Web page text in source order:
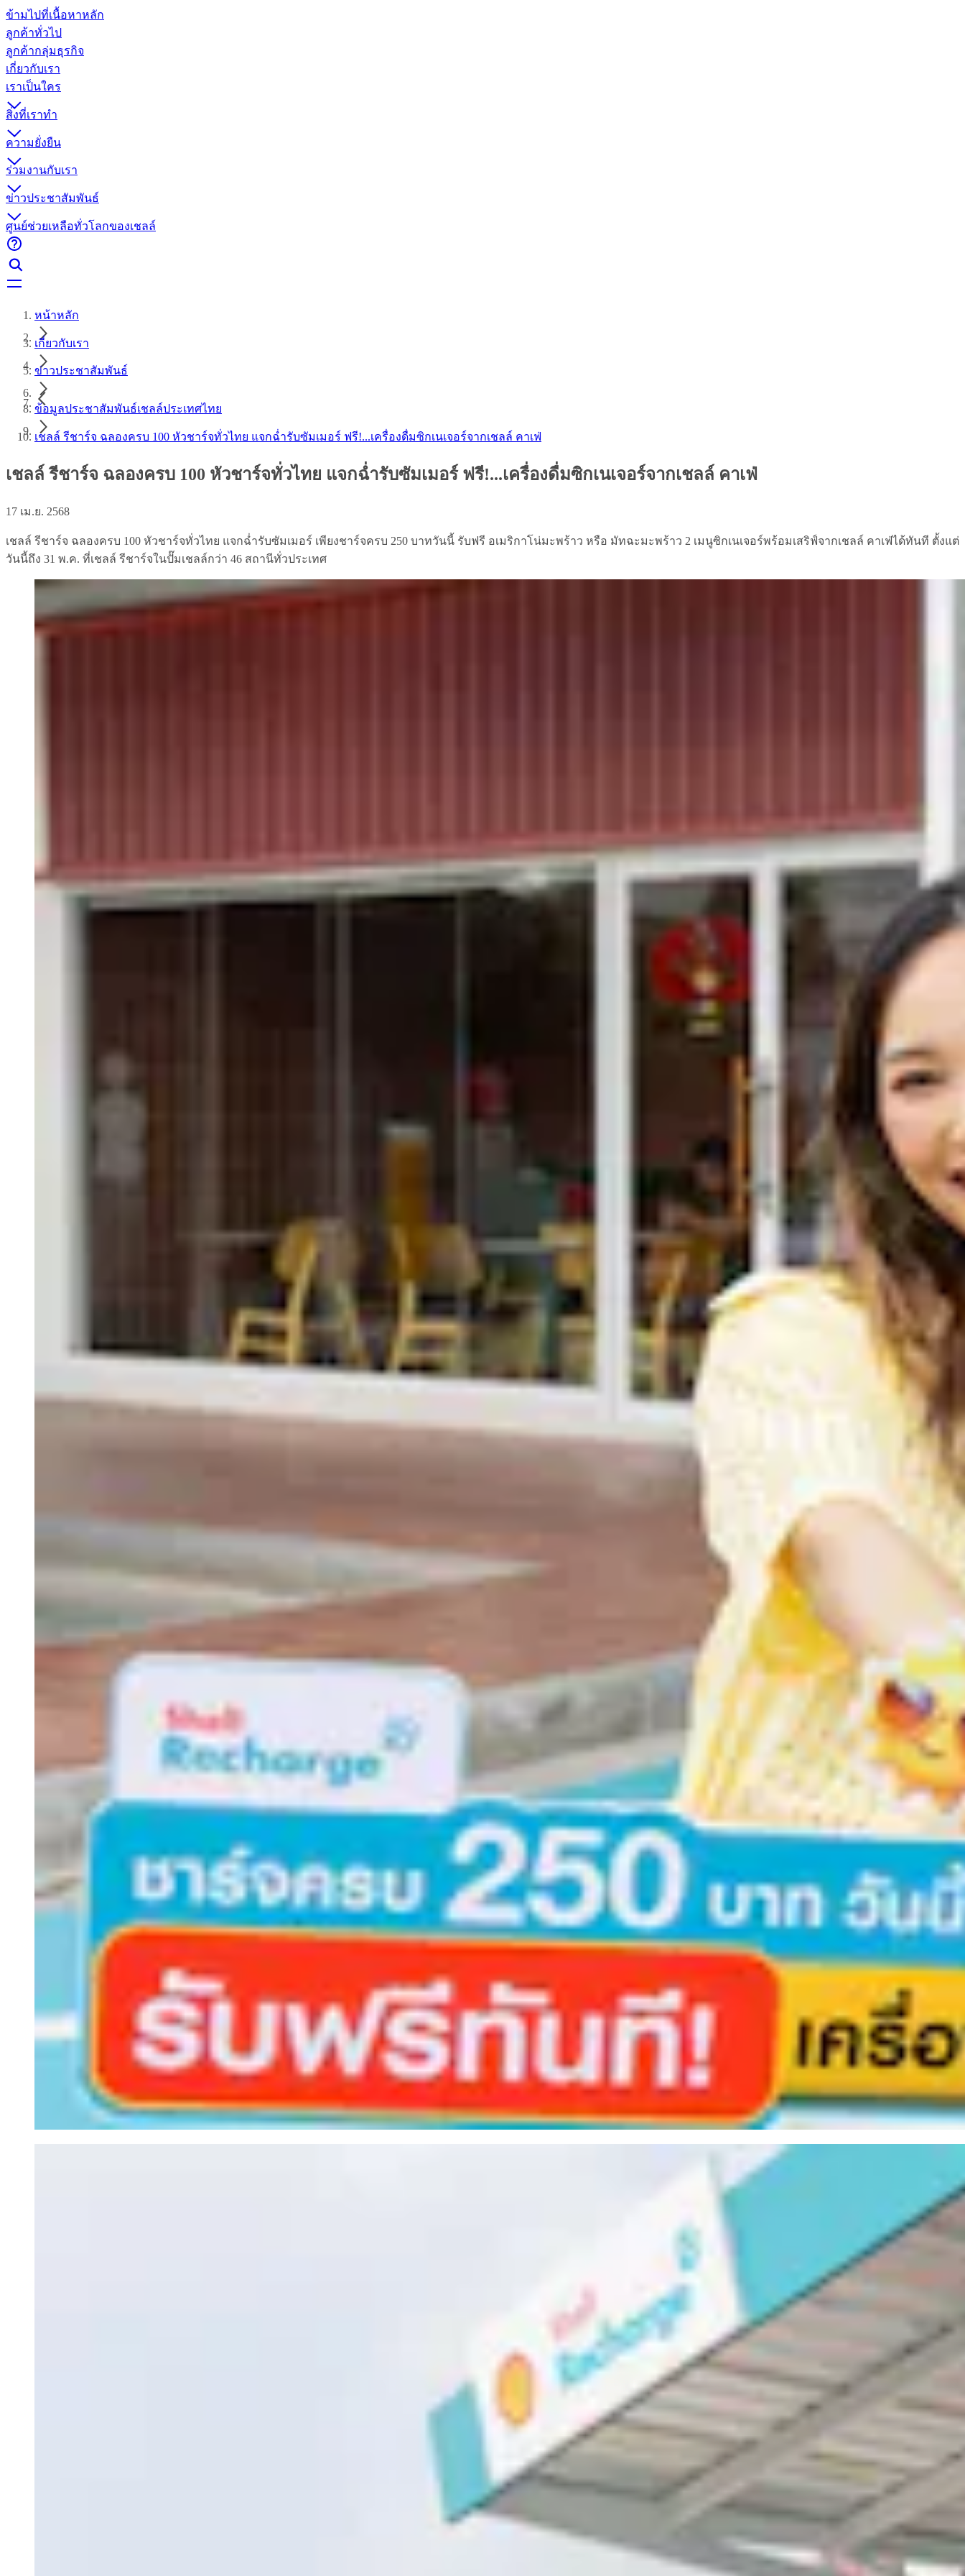
ข้ามไปที่เนื้อหาหลัก
ลูกค้าทั่วไป
ลูกค้ากลุ่มธุรกิจ
เกี่ยวกับเรา
เราเป็นใคร
สิ่งที่เราทำ
ความยั่งยืน
ร่วมงานกับเรา
ข่าวประชาสัมพันธ์
ศูนย์ช่วยเหลือทั่วโลกของเชลล์
หน้าหลัก
เกี่ยวกับเรา
ข่าวประชาสัมพันธ์
ข้อมูลประชาสัมพันธ์เชลล์ประเทศไทย
เชลล์ รีชาร์จ ฉลองครบ 100 หัวชาร์จทั่วไทย แจกฉ่ำรับซัมเมอร์ ฟรี!...เครื่องดื่มซิกเนเจอร์จากเชลล์ คาเฟ่
เชลล์ รีชาร์จ ฉลองครบ 100 หัวชาร์จทั่วไทย แจกฉ่ำรับซัมเมอร์ ฟรี!...เครื่องดื่มซิกเนเจอร์จากเชลล์ คาเฟ่
17 เม.ย. 2568
เชลล์ รีชาร์จ ฉลองครบ 100 หัวชาร์จทั่วไทย แจกฉ่ำรับซัมเมอร์ เพียงชาร์จครบ 250 บาทวันนี้ รับฟรี อเมริกาโน่มะพร้าว หรือ มัทฉะมะพร้าว 2 เมนูซิกเนเจอร์พร้อมเสริฟ์จากเชลล์ คาเฟ่ได้ทันที ตั้งแต่
วันนี้ถึง 31 พ.ค. ที่เชลล์ รีชาร์จในปั๊มเชลล์กว่า 46 สถานีทั่วประเทศ